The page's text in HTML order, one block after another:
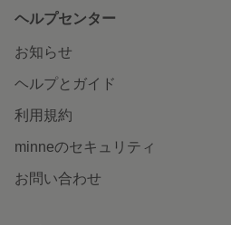
ヘルプセンター
お知らせ
ヘルプとガイド
利用規約
minneのセキュリティ
お問い合わせ